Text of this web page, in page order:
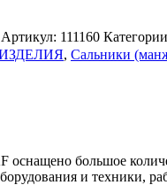
Артикул: 111160
, Сальники
оснащено большое
и техники,